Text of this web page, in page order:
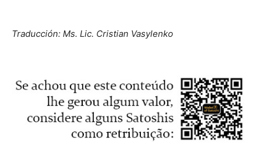
Traducción: Ms. Lic. Cristian Vasylenko